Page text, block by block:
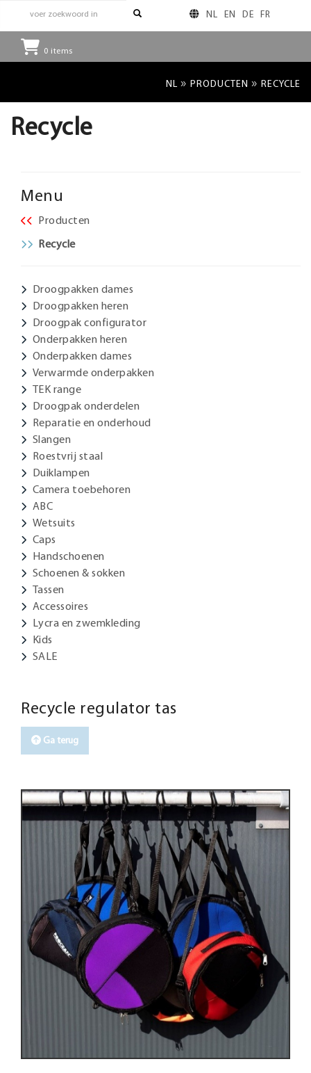
NL EN DE FR
0 items
NL » PRODUCTEN » RECYCLE
Recycle
Menu
Producten
Recycle
Droogpakken dames
Droogpakken heren
Droogpak configurator
Onderpakken heren
Onderpakken dames
Verwarmde onderpakken
TEK range
Droogpak onderdelen
Reparatie en onderhoud
Slangen
Roestvrij staal
Duiklampen
Camera toebehoren
ABC
Wetsuits
Caps
Handschoenen
Schoenen & sokken
Tassen
Accessoires
Lycra en zwemkleding
Kids
SALE
Recycle regulator tas
Ga terug